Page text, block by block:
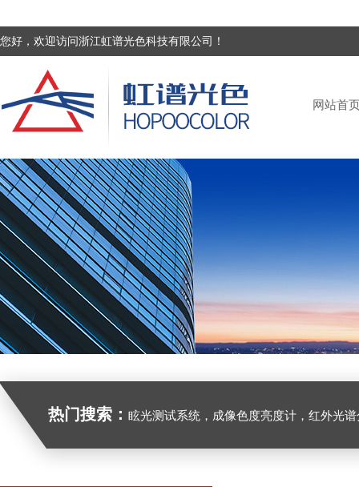
您好，欢迎访问浙江虹谱光色科技有限公司！
网站首
热门搜索： 眩光测试系统，成像色度亮度计，红外光谱分析仪，紫外光谱分析仪、医用光源光谱分析仪，光谱照度